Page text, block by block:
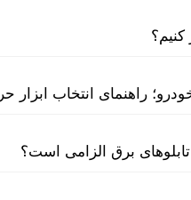
راهنمای انتخاب ابزار
برق الزامی است؟